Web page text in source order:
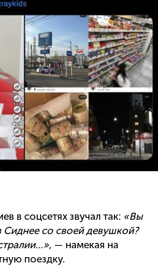
в соцсетях звучал так: «Вы
Сиднее со своей девушкой?
, — намекая на
поездку.